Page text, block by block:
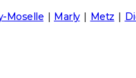
Moselle Marly Metz